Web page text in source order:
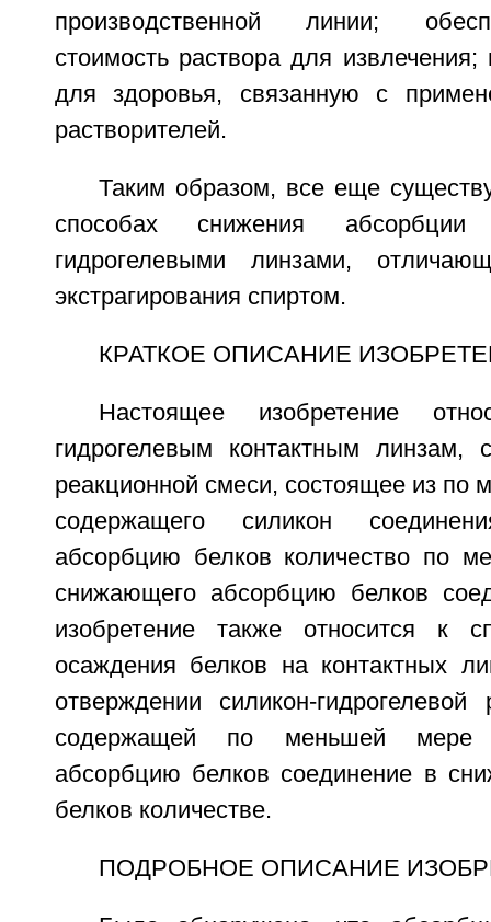
производственной линии;
стоимость раствора для извлечения;
для здоровья, связанную с
растворителей.
Таким образом, все еще
способах снижения
гидрогелевыми линзами,
экстрагирования спиртом.
КРАТКОЕ ОПИСАНИЕ
Настоящее изобретение
гидрогелевым контактным линзам,
реакционной смеси, состоящее из по
содержащего силикон
абсорбцию белков количество по
снижающего абсорбцию белков
изобретение также относится к
осаждения белков на контактных
отверждении силикон-
содержащей по меньшей мере
абсорбцию белков соединение в
белков количестве.
ПОДРОБНОЕ ОПИСАНИЕ